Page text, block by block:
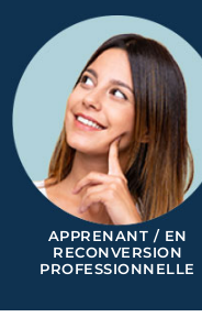
APPRENANT / EN
RECONVERSION
PROFESSIONNELLE